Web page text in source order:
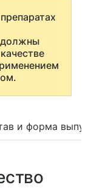
должны
и форма